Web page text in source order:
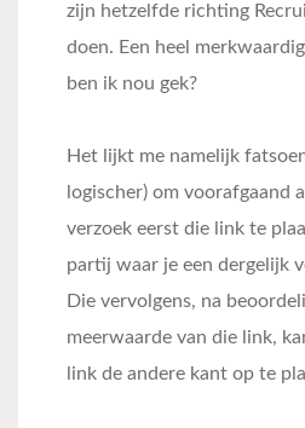
zijn hetzelfde richting
doen. Een heel
ben ik nou gek?
Het lijkt me namelijk
logischer) om voorafgaand
verzoek eerst die link te
partij waar je een dergelijk
Die vervolgens, na
meerwaarde van die link,
link de andere kant op te